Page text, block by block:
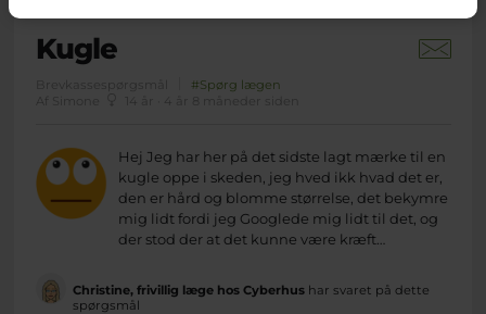
Kugle
Brevkassespørgsmål
#Spørg lægen
Af Simone
14 år · 4 år 8 måneder siden
Hej Jeg har her på det sidste lagt mærke til en
kugle oppe i skeden, jeg hved ikk hvad det er,
den er hård og blomme størrelse, det bekymre
mig lidt fordi jeg Googlede mig lidt til det, og
der stod der at det kunne være kræft…
Christine, frivillig læge hos Cyberhushar svaret på dette
spørgsmål